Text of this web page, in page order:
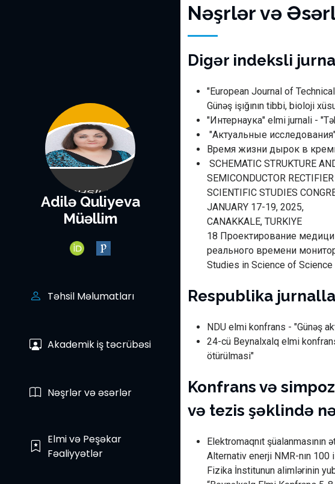
Adilə Quliyeva
Müəllim
Təhsil Məlumatları
Akademik iş təcrübəsi
Nəşrlər və əsərlər
Elmi və Peşəkar
Fəaliyyətlər
Nəşrlər və
Digər indeksli
"European Journal of
Günəş işığının tibbi, bioloji
"Интернаука" elmi jurnali -
"Актуальные
Время жизни дырок в
SCHEMATIC STRUKTURE
SEMICONDUCTOR
SCIENTIFIC STUDIES
JANUARY 17-19, 2025,
CANAKKALE, TURKIYE
18 Проектирование
реального времени
Studies in Science of
Respublika
NDU elmi konfrans - "Günəş
24-cü Beynalxalq elmi
ötürülmasi"
Konfrans və
və tezis şəklində
Elektromaqnıt şüalanmasının
Alternativ enerji NMR-nın
Fizika İnstitunun alimlərinin